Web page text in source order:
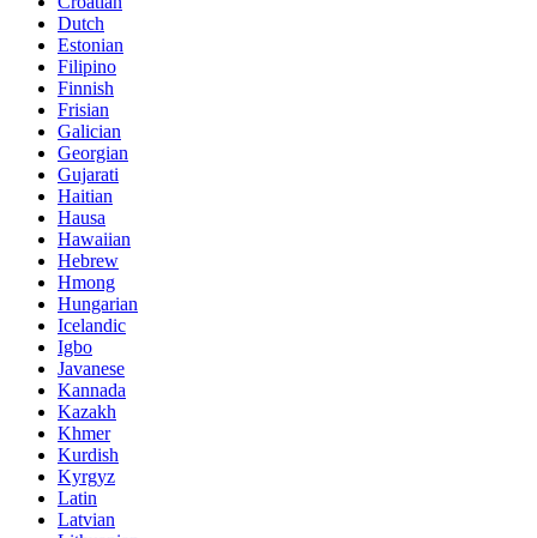
Dutch
Estonian
Filipino
Finnish
Frisian
Galician
Georgian
Gujarati
Haitian
Hausa
Hawaiian
Hebrew
Hmong
Hungarian
Icelandic
Igbo
Javanese
Kannada
Kazakh
Khmer
Kurdish
Kyrgyz
Latin
Latvian